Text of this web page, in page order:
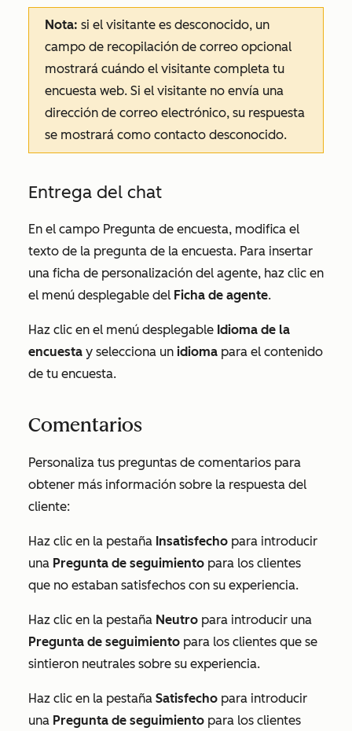
Nota: si el visitante es desconocido, un
campo de recopilación de correo opcional
mostrará cuándo el visitante completa tu
encuesta web. Si el visitante no envía una
dirección de correo electrónico, su respuesta
se mostrará como contacto desconocido.
Entrega del chat
En el campo Pregunta de encuesta, modifica el
texto de la pregunta de la encuesta. Para insertar
una ficha de personalización del agente, haz clic en
el menú desplegable del Ficha de agente.
Haz clic en el menú desplegable Idioma de la
encuesta y selecciona un idioma para el contenido
de tu encuesta.
Comentarios
Personaliza tus preguntas de comentarios para
obtener más información sobre la respuesta del
cliente:
Haz clic en la pestaña Insatisfecho para introducir
una Pregunta de seguimiento para los clientes
que no estaban satisfechos con su experiencia.
Haz clic en la pestaña Neutro para introducir una
Pregunta de seguimiento para los clientes que se
sintieron neutrales sobre su experiencia.
Haz clic en la pestaña Satisfecho para introducir
una Pregunta de seguimiento para los clientes